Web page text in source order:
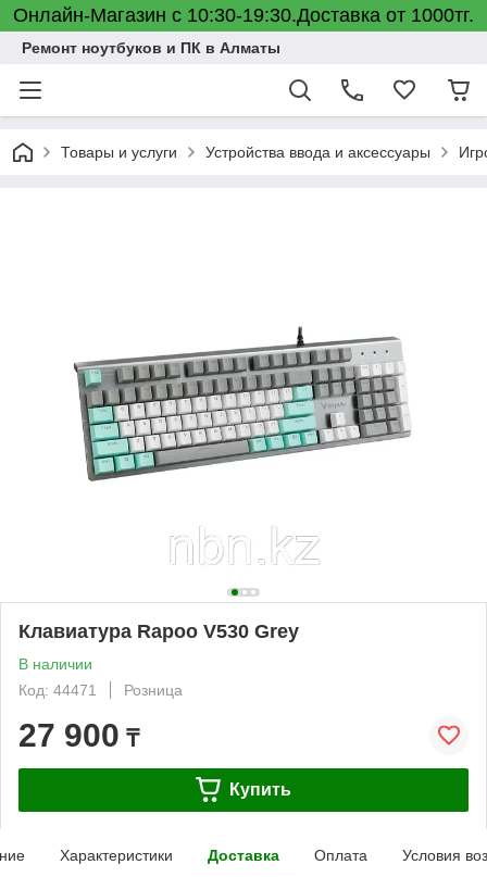
Онлайн-Магазин с 10:30-19:30.Доставка от 1000тг.
Ремонт ноутбуков и ПК в Алматы
Товары и услуги Устройства ввода и аксессуары
Клавиатура Rapoo V530 Grey
В наличии
Код: 44471
Розница
27 900 ₸
Купить
Характеристики Доставка Оплата Условия